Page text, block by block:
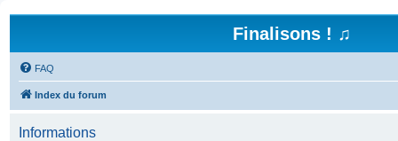
Finalisons ! ♫
FAQ
Index du forum
Informations